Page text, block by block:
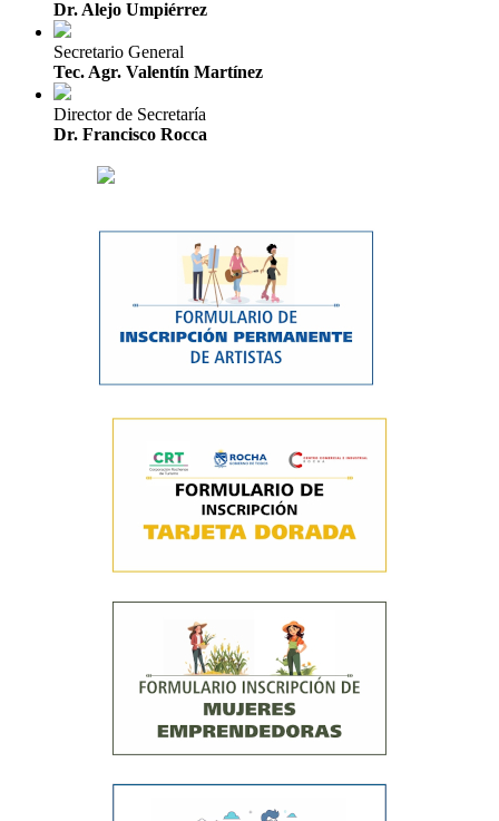
Dr. Alejo Umpiérrez
Secretario General
Tec. Agr. Valentín Martínez
Director de Secretaría
Dr. Francisco Rocca